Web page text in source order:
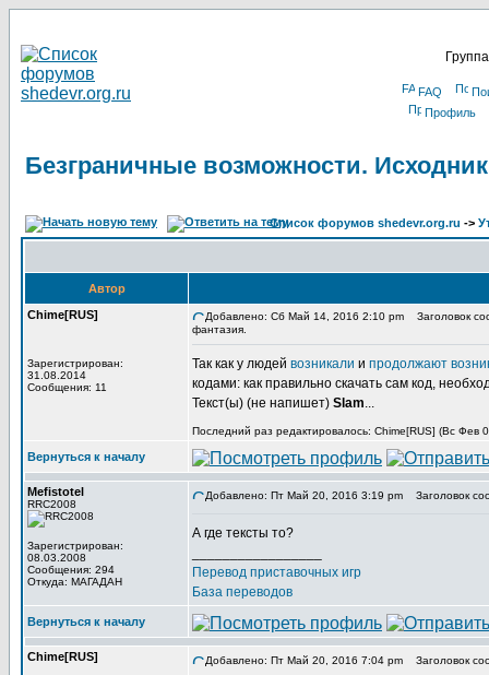
FAQ
Профиль
Безграничные возможности.
Список форумов shedevr.org.ru ->
Автор
Chime[RUS]
Зарегистрирован:
31.08.2014
Сообщения: 11
Добавлено: Сб Май 14, 2016 2:10 pm
Заголовок
фантазия.
Так как у людей возникали и продолжают
кодами: как правильно скачать сам код,
Текст(ы) (не напишет) Slam...
Последний раз редактировалось: Chime[RUS] (Вс Фев
Вернуться к началу
Mefistotel
RRC2008
Зарегистрирован:
08.03.2008
Сообщения: 294
Откуда: МАГАДАН
Добавлено: Пт Май 20, 2016 3:19 pm Заголовок
А где тексты то?
Перевод приставочных игр
База переводов
Вернуться к началу
Chime[RUS] Добавлено: Пт Май 20, 2016 7:04 pm Заголовок